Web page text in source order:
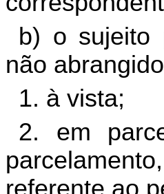
b) o sujeito
não
1. à vista;
2. em